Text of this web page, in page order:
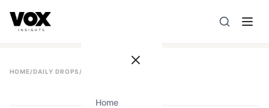
A direção estratégica é liderada por Vanessa Caldas e a
Home
HOME/DAILY DROPS /